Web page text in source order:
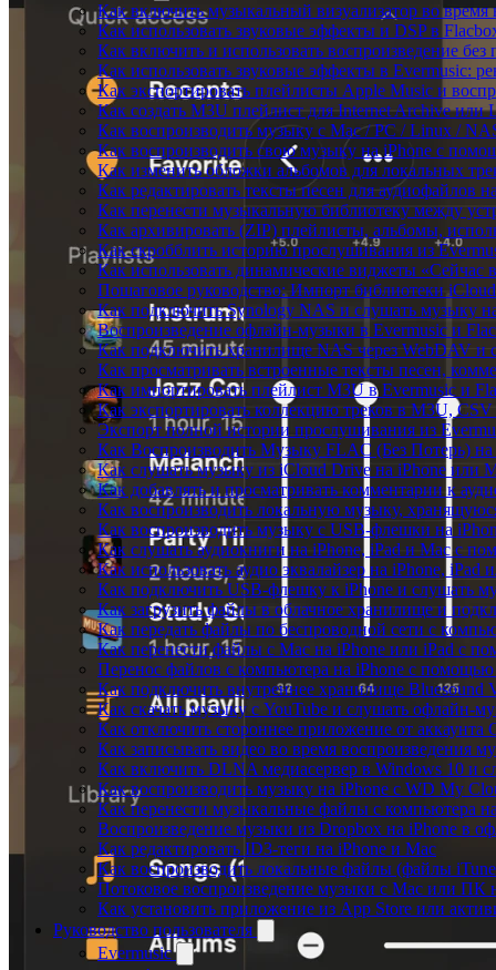
Как включить музыкальный визуализатор во
Как использовать звуковые эффекты и DSP в
Как включить и использовать воспроизведение без
Как использовать звуковые эффекты в Evermusic:
Как экспортировать плейлисты Apple Music и
Как создать M3U плейлист для Internet Archive или
Как воспроизводить музыку с Mac / PC / Linux /
Как воспроизводить свою музыку на iPhone с
Как изменить обложки альбомов для локальных
Как редактировать тексты песен для аудиофайлов
Как перенести музыкальную библиотеку между
Как архивировать (ZIP) плейлисты, альбомы,
Как скробблить историю прослушивания из
Как использовать динамические виджеты «Сейчас
Пошаговое руководство: Импорт библиотеки
Как подключить Synology NAS и слушать музыку
Воспроизведение офлайн-музыки в Evermusic и
Как подключить хранилище NAS через WebDAV и
Как просматривать встроенные тексты песен,
Как импортировать плейлист M3U в Evermusic и
Как экспортировать коллекцию треков в M3U,
Экспорт полной истории прослушивания из
Как Воспроизводить Музыку FLAC (Без Потерь)
Как слушать музыку из iCloud Drive на iPhone или
Как добавлять и просматривать комментарии к
Как воспроизводить локальную музыку,
Как воспроизводить музыку с USB-флешки на
Как слушать аудиокниги на iPhone, iPad и Mac с
Как использовать аудио эквалайзер на iPhone, iPad
Как подключить USB-флешку к iPhone и слушать
Как загрузить файлы в облачное хранилище и
Как передать файлы по беспроводной сети с
Как перенести файлы с Mac на iPhone или iPad с
Перенос файлов с компьютера на iPhone с
Как подключить внутреннее хранилище Bluesound
Как скачать музыку с YouTube и слушать офлайн-
Как отключить стороннее приложение от аккаунта
Как записывать видео во время воспроизведения
Как включить DLNA медиасервер в Windows 10 и
Как воспроизводить музыку на iPhone с WD My
Как перенести музыкальные файлы с компьютера
Воспроизведение музыки из Dropbox на iPhone в
Как редактировать ID3-теги на iPhone и Mac
Как воспроизводить локальные файлы (файлы
Потоковое воспроизведение музыки с Mac или ПК
Как установить приложение из App Store или
Руководство пользователя
Evermusic